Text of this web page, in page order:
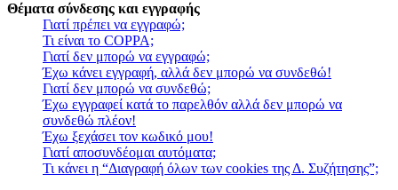
Θέματα σύνδεσης και εγγραφής
Γιατί πρέπει να εγγραφώ;
Τι είναι το COPPA;
Γιατί δεν μπορώ να εγγραφώ;
Έχω κάνει εγγραφή, αλλά δεν μπορώ να συνδεθώ!
Γιατί δεν μπορώ να συνδεθώ;
Έχω εγγραφεί κατά το παρελθόν αλλά δεν μπορώ να
συνδεθώ πλέον!
Έχω ξεχάσει τον κωδικό μου!
Γιατί αποσυνδέομαι αυτόματα;
Τι κάνει η “Διαγραφή όλων των cookies της Δ. Συζήτησης”;